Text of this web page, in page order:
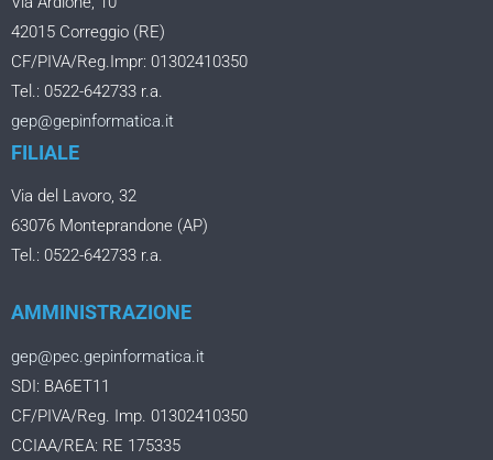
42015 Correggio (RE)
CF/PIVA/Reg.Impr: 01302410350
Tel.: 0522-642733 r.a.
gep@gepinformatica.it
FILIALE
Via del Lavoro, 32
63076 Monteprandone (AP)
Tel.: 0522-642733 r.a.
AMMINISTRAZIONE
gep@pec.gepinformatica.it
SDI: BA6ET11
CF/PIVA/Reg. Imp. 01302410350
CCIAA/REA: RE 175335